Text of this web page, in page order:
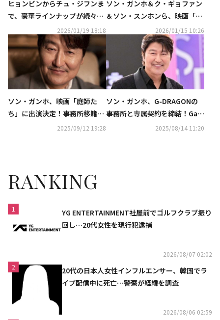
ヒョンビンからチュ・ジフンま
で、豪華ラインナップが続々！
注目の制作会社が贈る2026年新
作に期待
2026/01/19 18:18
ソン・ガンホ＆ク・ギョファン
＆ソン・スンホンら、映画「庭
師たち」で豪華共演へ2026/01/15 10:26
ソン・ガンホ、映画「庭師た
ち」に出演決定！事務所移籍後
2025/09/12 19:28
ソン・ガンホ、G-DRAGONの
事務所と専属契約を締結！Gala
xy Corporation第1号俳優に
2025/08/14 11:20
RANKING
1
YG ENTERTAINMENT社屋前でゴルフクラブ振り
回し…20代女性を現行犯逮捕
2026/08/07 02:02
2
20代の日本人女性インフルエンサー、韓国でラ
イブ配信中に死亡…警察が経緯を調査
2026/08/06 02:59